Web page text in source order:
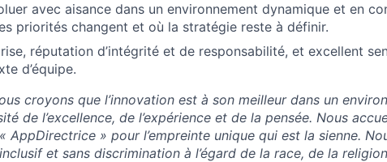
avec aisance dans un environnement dynamique et en
priorités changent et où la stratégie reste à définir.
réputation d’intégrité et de responsabilité, et excellent
d’équipe.
croyons que l’innovation est à son meilleur dans un
de l’excellence, de l’expérience et de la pensée. Nous
AppDirectrice » pour l’empreinte unique qui est la sienne.
et sans discrimination à l’égard de la race, de la